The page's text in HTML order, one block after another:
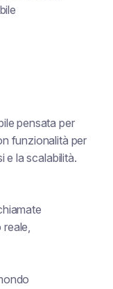
pensata per
funzionalità per
e la scalabilità.